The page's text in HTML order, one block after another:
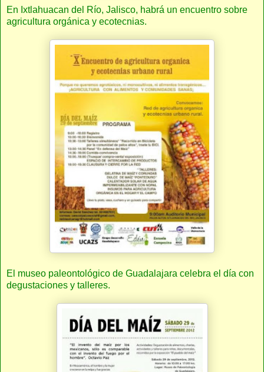
En Ixtlahuacan del Río, Jalisco, habrá un encuentro sobre
agricultura orgánica y ecotecnias.
El museo paleontológico de Guadalajara celebra el día con
degustaciones y talleres.